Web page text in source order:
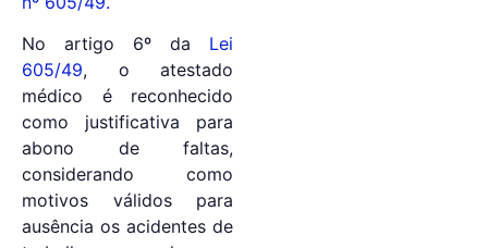
No artigo 6º da Lei
605/49, o atestado
médico é reconhecido
como justificativa para
abono de faltas,
considerando como
motivos válidos para
ausência os acidentes de